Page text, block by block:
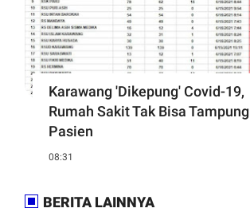
Karawang 'Dikepung' Covid-19,
Rumah Sakit Tak Bisa Tampung
Pasien
08:31
BERITA LAINNYA